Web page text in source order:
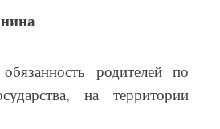
родителей по
на территории